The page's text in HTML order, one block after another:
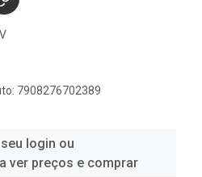
7908276702389
login ou
ver preços e comprar